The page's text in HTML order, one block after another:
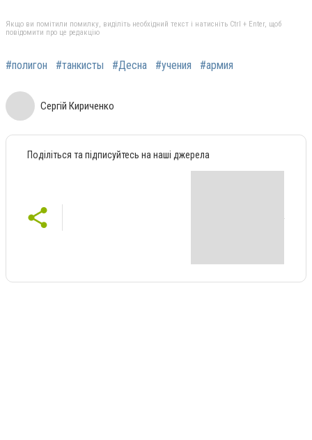
Якщо ви помітили помилку, виділіть необхідний текст і натисніть Ctrl + Enter, щоб
повідомити про це редакцію
#полигон #танкисты #Десна #учения #армия
Сергій Кириченко
Поділіться та підписуйтесь на наші джерела